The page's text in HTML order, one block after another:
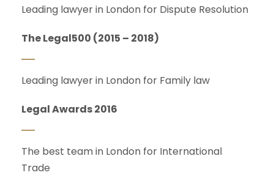
Leading lawyer in London for Dispute Resolution
The Legal500 (2015 – 2018)
Leading lawyer in London for Family law
Legal Awards 2016
The best team in London for International
Trade